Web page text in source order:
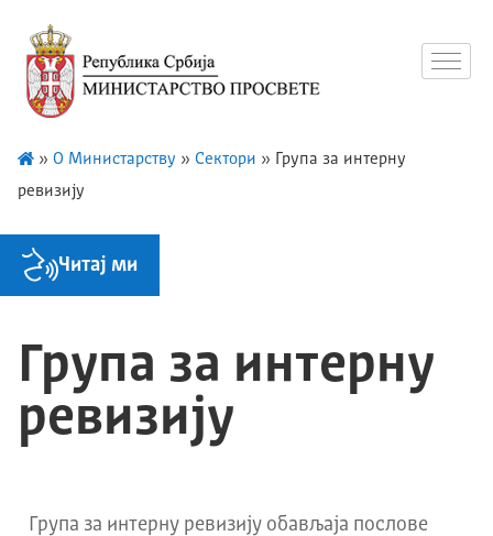
» О Министарству » Сектори » Група за интерну
ревизију
Читај ми
Група за интерну
ревизију
Групa за интерну ревизију обављаја послове